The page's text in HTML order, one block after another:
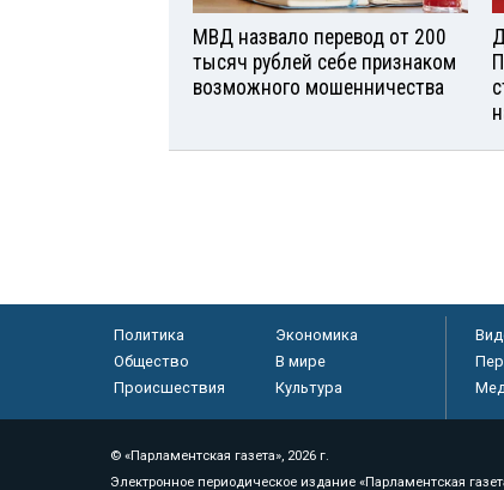
МВД назвало перевод от 200
тысяч рублей себе признаком
возможного мошенничества
Политика
Экономика
Общество
В мире
Происшествия
Культура
© «Парламентская газета», 2026 г.
Электронное периодическое издание «Парламентская